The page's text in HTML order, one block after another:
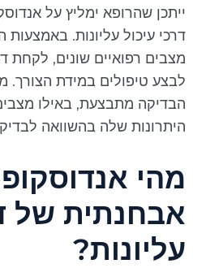
ייתכן שהרופא ימליץ על
דרכי עיכול עליונות. באמצעות
מצבים רפואיים שונים, לקחת
לבצע טיפולים במידת הצורך.
הבדיקה מתבצעת, באילו
היתרונות שלה בהשוואה
מהי
אבחנתית של
עליונות?